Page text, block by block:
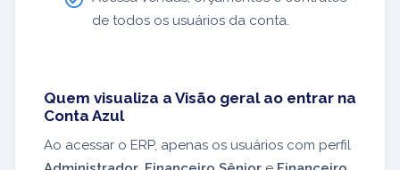
de todos os usuários da conta.
Quem visualiza a Visão geral ao entrar na
Conta Azul
Ao acessar o ERP, apenas os usuários com perfil